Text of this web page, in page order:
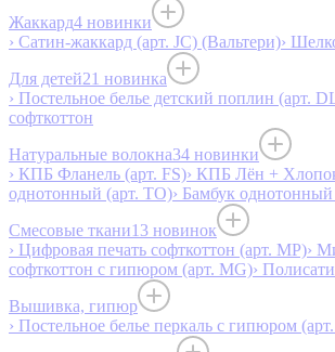
Жаккард4 новинки
› Сатин-жаккард (арт. JC) (Вальтери)›
Для детей21 новинка
› Постельное белье детский поплин (арт.
софткоттон
Натуральные волокна34 новинки
› КПБ Фланель (арт. FS)› КПБ Лён +
однотонный (арт. TO)› Бамбук
Смесовые ткани13 новинок
› Цифровая печать софткоттон (арт. MP)›
софткоттон с гипюром (арт. MG)›
Вышивка, гипюр
› Постельное белье перкаль с гипюром